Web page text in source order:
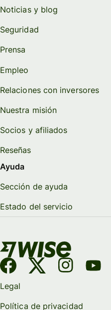
Noticias y blog
Seguridad
Prensa
Empleo
Relaciones con inversores
Nuestra misión
Socios y afiliados
Reseñas
Ayuda
Sección de ayuda
Estado del servicio
Legal
Política de privacidad